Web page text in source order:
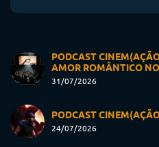
PODCAST
AMOR ROMÂNTICO
31/07/2026
PODCAST
24/07/2026